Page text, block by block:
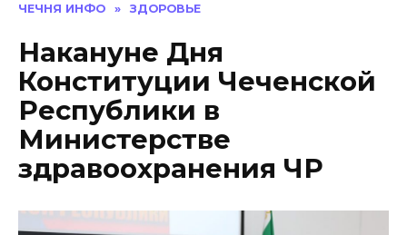
ЧЕЧНЯ ИНФО » ЗДОРОВЬЕ
Накануне Дня
Конституции Чеченской
Республики в
Министерстве
здравоохранения ЧР